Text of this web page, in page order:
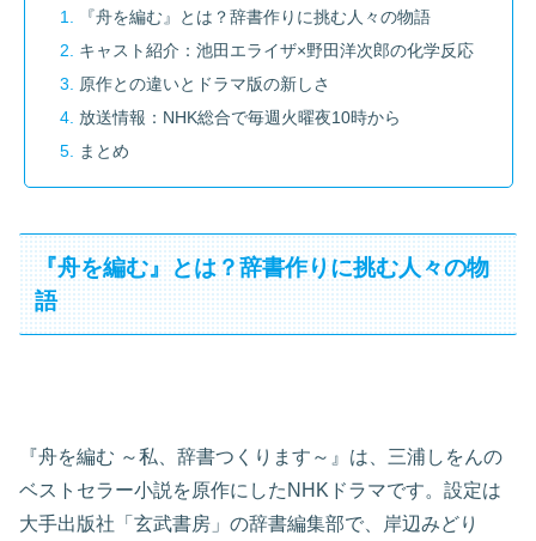
『舟を編む』とは？辞書作りに挑む人々の物語
キャスト紹介：池田エライザ×野田洋次郎の化学反応
原作との違いとドラマ版の新しさ
放送情報：NHK総合で毎週火曜夜10時から
まとめ
『舟を編む』とは？辞書作りに挑む人々の物
語
『舟を編む ～私、辞書つくります～』は、三浦しをんの
ベストセラー小説を原作にしたNHKドラマです。設定は
大手出版社「玄武書房」の辞書編集部で、岸辺みどり